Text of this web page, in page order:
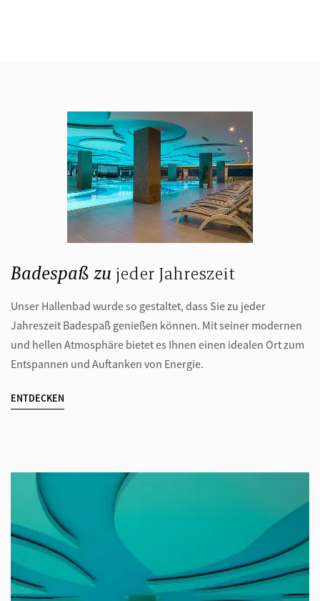
Badespaß zu jeder Jahreszeit
Unser Hallenbad wurde so gestaltet, dass Sie zu jeder
Jahreszeit Badespaß genießen können. Mit seiner modernen
und hellen Atmosphäre bietet es Ihnen einen idealen Ort zum
Entspannen und Auftanken von Energie.
ENTDECKEN